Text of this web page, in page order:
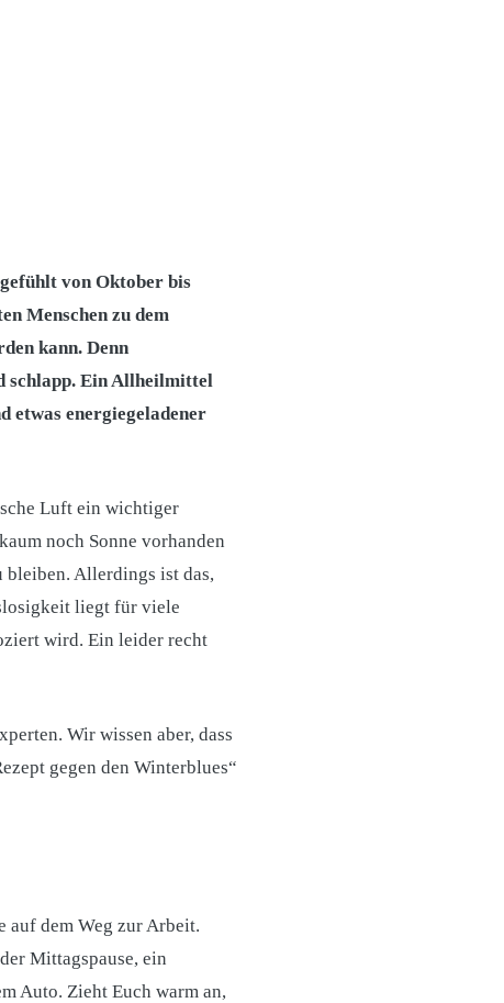
von Oktober bis
Menschen zu dem
kann. Denn
schlapp. Ein Allheilmittel
etwas energiegeladener
Luft ein wichtiger
noch Sonne vorhanden
bleiben. Allerdings ist das,
liegt für viele
wird. Ein leider recht
Wir wissen aber, dass
gegen den Winterblues“
auf dem Weg zur Arbeit.
Mittagspause, ein
Auto. Zieht Euch warm an,